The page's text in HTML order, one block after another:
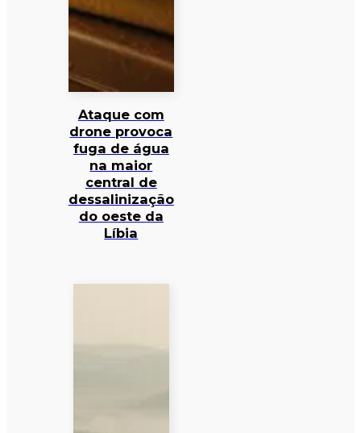
Ataque com
drone provoca
fuga de água
na maior
central de
dessalinização
do oeste da
Líbia